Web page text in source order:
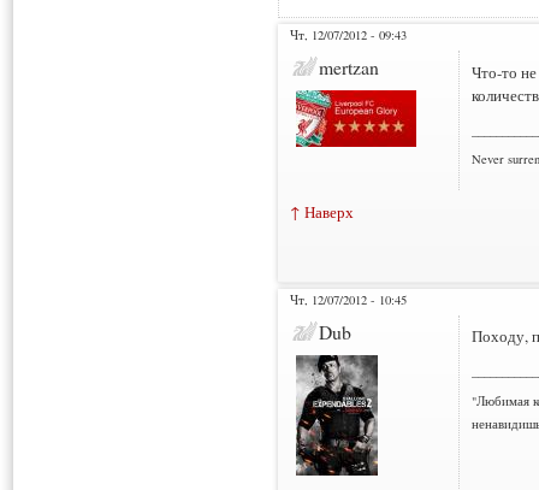
Чт, 12/07/2012 - 09:43
mertzan
Что-то
Never
↑ Наверх
Чт, 12/07/2012 - 10:45
Dub Походу,
"Любимая